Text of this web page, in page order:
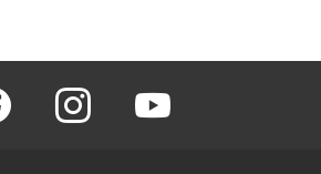
facebook instagram youtube